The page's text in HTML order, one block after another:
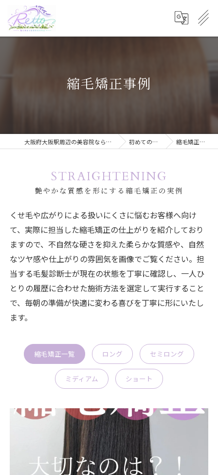
縮毛矯正事例
大阪府大阪駅周辺の美容院ならRetto: 初めての方へ 縮毛矯正事例
STRAIGHTENING
艶やかな質感を形にする縮毛矯正の実例
くせ毛や広がりによる扱いにくさに悩むお客様へ向け
て、実際に担当した縮毛矯正の仕上がりを紹介しており
ますので、不自然な硬さを抑えた柔らかな質感や、自然
なツヤ感や仕上がりの雰囲気を画像でご覧ください。担
当する毛髪診断士が現在の状態を丁寧に確認し、一人ひ
とりの履歴に合わせた施術方法を選定して実行すること
で、毎朝の準備が快適に変わる喜びを丁寧に形にいたし
ます。
縮毛矯正一覧 ロング セミロング
ミディアム ショート